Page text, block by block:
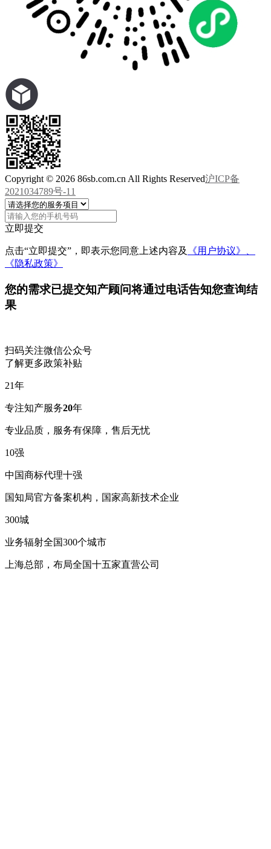
Copyright © 2026 86sb.com.cn All Rights Reserved沪ICP备
2021034789号-11
立即提交
点击“立即提交”，即表示您同意上述内容及
《用户协议》、
《隐私政策》
您的需求已提交知产顾问将通过电话告知您查询结
果
扫码关注微信公众号
了解更多政策补贴
21年
专注知产服务20年
专业品质，服务有保障，售后无忧
10强
中国商标代理十强
国知局官方备案机构，国家高新技术企业
300城
业务辐射全国300个城市
上海总部，布局全国十五家直营公司